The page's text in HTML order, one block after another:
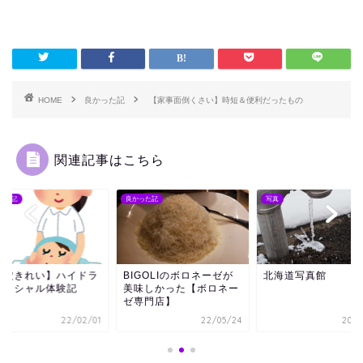
HOME 良かった記 【家事面倒くさい】時短＆便利だったもの
関連記事はこちら
た記
穴きれい】ハイドラ
イシャル体験記
22/02/01
良かった記
BIGOLIのボロネーゼが
美味しかった【ボロネー
ゼ専門店】
22/05/24
写真
北海道写真館
20/